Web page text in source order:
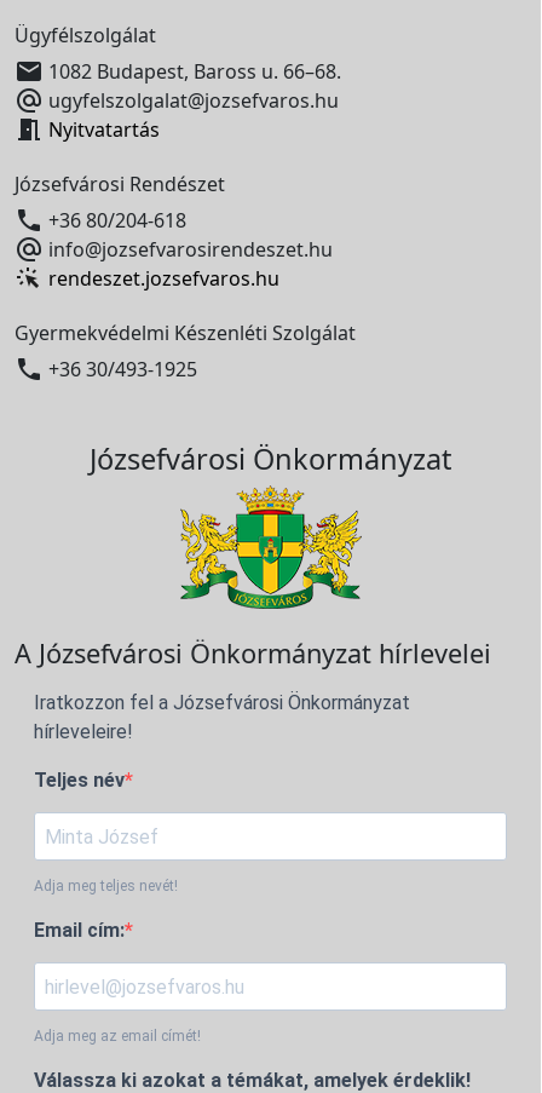
Ügyfélszolgálat
 1082 Budapest, Baross u. 66–68.
 ugyfelszolgalat@jozsefvaros.hu
 Nyitvatartás
Józsefvárosi Rendészet
 +36 80/204-618
 info@jozsefvarosirendeszet.hu
rendeszet.jozsefvaros.hu
Gyermekvédelmi Készenléti Szolgálat
 +36 30/493-1925
Józsefvárosi Önkormányzat
A Józsefvárosi Önkormányzat hírlevelei
Iratkozzon fel a Józsefvárosi Önkormányzat
hírleveleire!
Teljes név
Adja meg teljes nevét!
Email cím:
Adja meg az email címét!
Válassza ki azokat a témákat, amelyek érdeklik!